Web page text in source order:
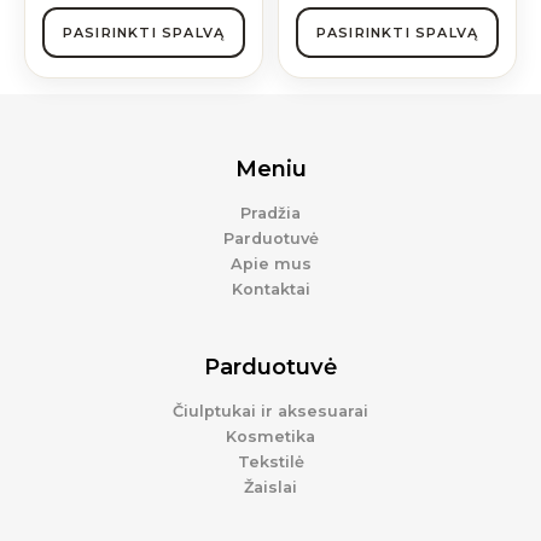
PASIRINKTI SPALVĄ PASIRINKTI SPALVĄ
Meniu
Pradžia
Parduotuvė
Apie mus
Kontaktai
Parduotuvė
Čiulptukai ir aksesuarai
Kosmetika
Tekstilė
Žaislai